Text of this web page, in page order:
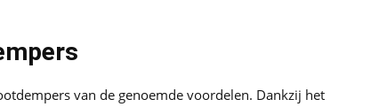
van de genoemde voordelen. Dankzij het